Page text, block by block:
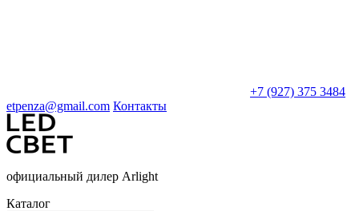
+7 (927) 375 3484
etpenza@gmail.com Контакты
официальный дилер Arlight
Каталог